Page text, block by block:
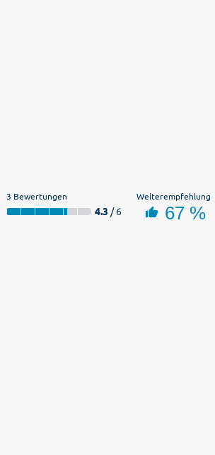
3 Bewertungen
4.3 / 6
Weiterempfehlung
67 %